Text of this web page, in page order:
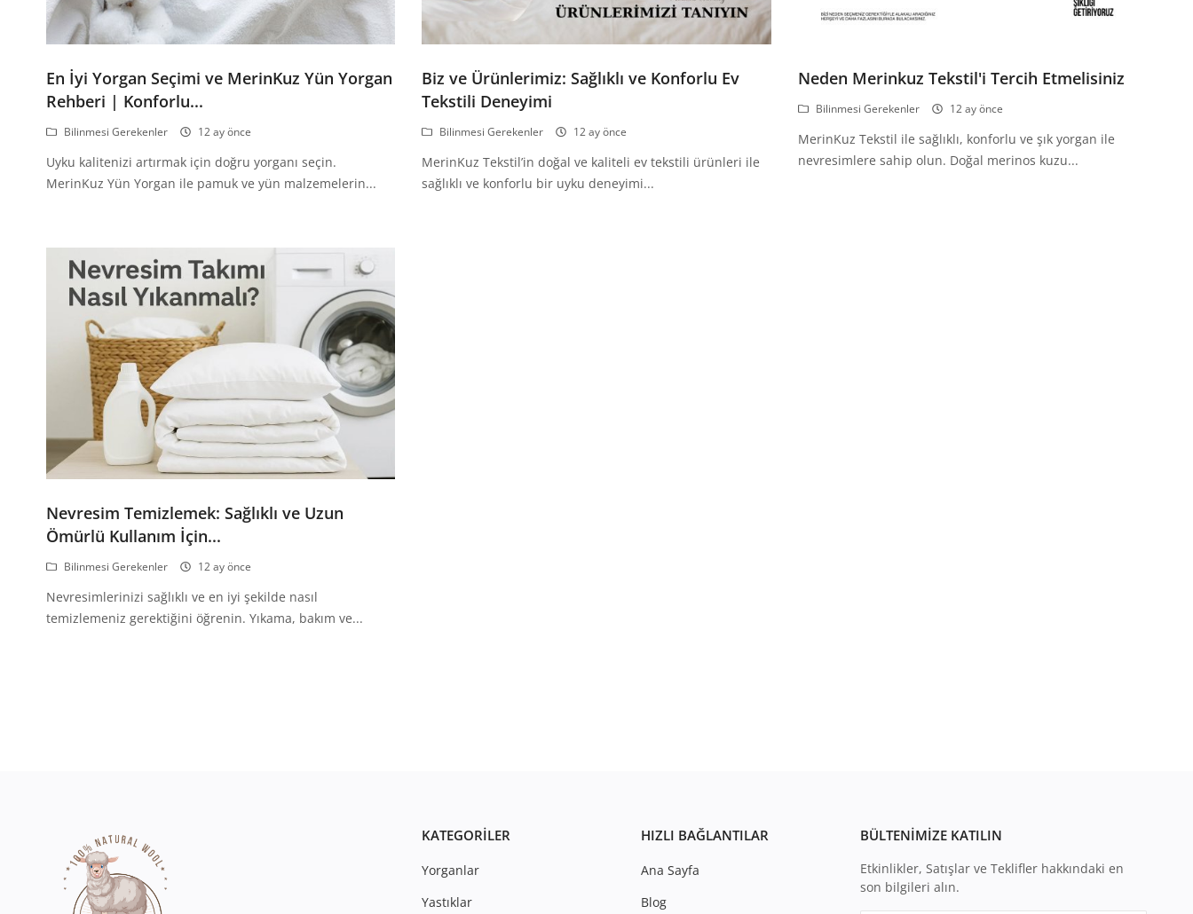
En İyi Yorgan Seçimi ve MerinKuz Yün Yorgan
Rehberi | Konforlu...
Bilinmesi Gerekenler 12 ay önce
Uyku kalitenizi artırmak için doğru yorganı seçin.
MerinKuz Yün Yorgan ile pamuk ve yün malzemelerin...
Biz ve Ürünlerimiz: Sağlıklı ve Konforlu Ev
Tekstili Deneyimi
Bilinmesi Gerekenler 12 ay önce
MerinKuz Tekstil’in doğal ve kaliteli ev tekstili ürünleri ile
sağlıklı ve konforlu bir uyku deneyimi...
Neden Merinkuz Tekstil'i Tercih Etmelisiniz
Bilinmesi Gerekenler 12 ay önce
MerinKuz Tekstil ile sağlıklı, konforlu ve şık yorgan ile
nevresimlere sahip olun. Doğal merinos kuzu...
Nevresim Temizlemek: Sağlıklı ve Uzun
Ömürlü Kullanım İçin...
Bilinmesi Gerekenler 12 ay önce
Nevresimlerinizi sağlıklı ve en iyi şekilde nasıl
temizlemeniz gerektiğini öğrenin. Yıkama, bakım ve...
KATEGORILER
Yorganlar
Yastıklar
HIZLI BAĞLANTILAR
Ana Sayfa
Blog
BÜLTENIMIZE KATILIN
Etkinlikler, Satışlar ve Teklifler hakkındaki en
son bilgileri alın.